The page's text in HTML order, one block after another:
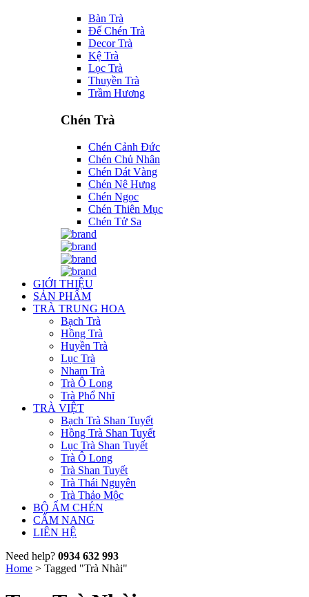
Bàn Trà
Đế Chén Trà
Decor Trà
Kệ Trà
Lọc Trà
Thuyền Trà
Trầm Hương
Chén Trà
Chén Cảnh Đức
Chén Chủ Nhân
Chén Dát Vàng
Chén Nê Hưng
Chén Ngọc
Chén Thiên Mục
Chén Tử Sa
GIỚI THIỆU
SẢN PHẨM
TRÀ TRUNG HOA
Bạch Trà
Hồng Trà
Huyền Trà
Lục Trà
Nham Trà
Trà Ô Long
Trà Phổ Nhĩ
TRÀ VIỆT
Bạch Trà Shan Tuyết
Hồng Trà Shan Tuyết
Lục Trà Shan Tuyết
Trà Ô Long
Trà Shan Tuyết
Trà Thái Nguyên
Trà Thảo Mộc
BỘ ẤM CHÉN
CẨM NANG
LIÊN HỆ
Need help? 0934 632 993
Home > Tagged "Trà Nhài"